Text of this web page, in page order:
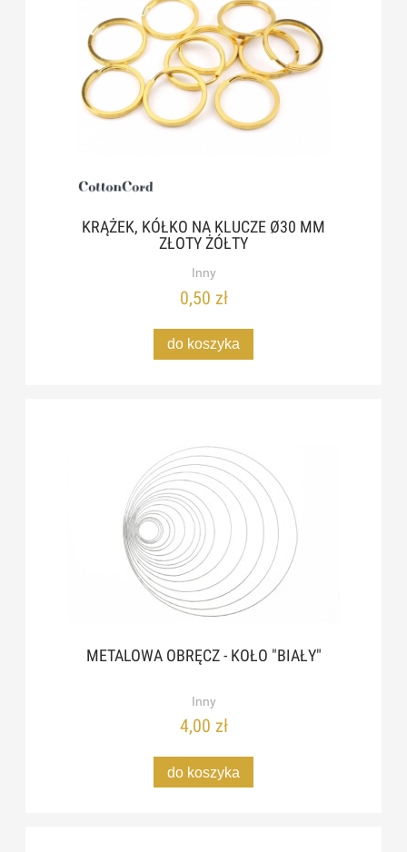
KRĄŻEK, KÓŁKO NA KLUCZE Ø30 MM
ZŁOTY ŻÓŁTY
Inny
0,50 zł
do koszyka
METALOWA OBRĘCZ - KOŁO "BIAŁY"
Inny
4,00 zł
do koszyka